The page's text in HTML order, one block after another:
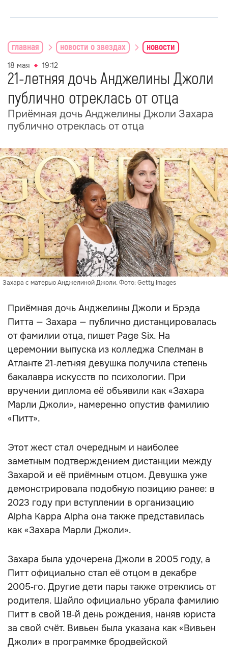
главная новости о звездах новости
18 мая 19:12
21-летняя дочь Анджелины Джоли
публично отреклась от отца
Приёмная дочь Анджелины Джоли Захара
публично отреклась от отца
Захара с матерью Анджелиной Джоли. Фото: Getty Images
Приёмная дочь Анджелины Джоли и Брэда
Питта — Захара — публично дистанцировалась
от фамилии отца, пишет Page Six. На
церемонии выпуска из колледжа Спелман в
Атланте 21‑летняя девушка получила степень
бакалавра искусств по психологии. При
вручении диплома её объявили как «Захара
Марли Джоли», намеренно опустив фамилию
«Питт».
Этот жест стал очередным и наиболее
заметным подтверждением дистанции между
Захарой и её приёмным отцом. Девушка уже
демонстрировала подобную позицию ранее: в
2023 году при вступлении в организацию
Alpha Kappa Alpha она также представилась
как «Захара Марли Джоли».
Захара была удочерена Джоли в 2005 году, а
Питт официально стал её отцом в декабре
2005‑го. Другие дети пары также отреклись от
родителя. Шайло официально убрала фамилию
Питт в свой 18‑й день рождения, наняв юриста
за свой счёт. Вивьен была указана как «Вивьен
Джоли» в программке бродвейской